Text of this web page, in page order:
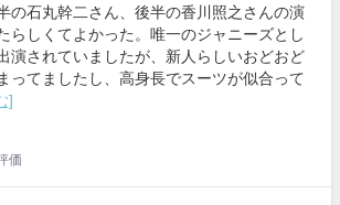
の石丸幹二さん、後半の香川照之さんの演
らしくてよかった。唯一のジャニーズとし
演されていましたが、新人らしいおどおど
ってましたし、高身長でスーツが似合って
]
価